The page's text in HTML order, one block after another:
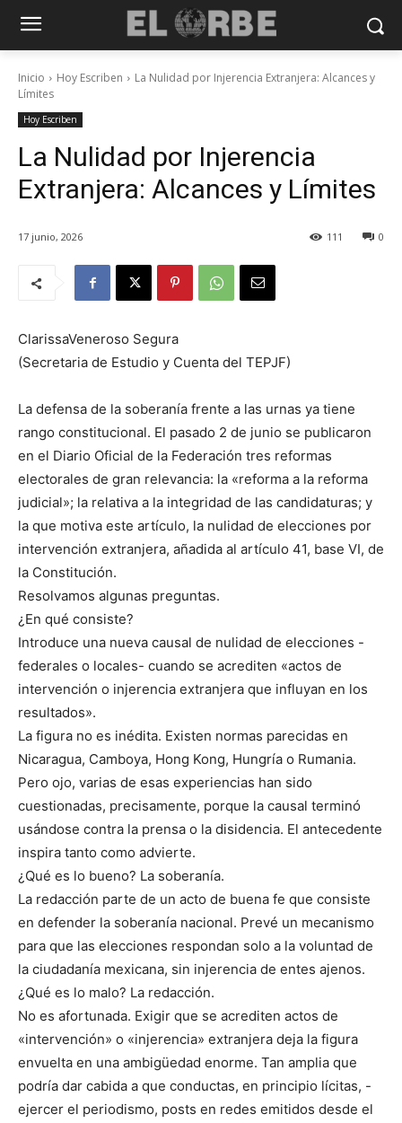
Inicio Hoy Escriben
La Nulidad por Injerencia Extranjera: Alcances y
Límites
Hoy Escriben
La Nulidad por Injerencia
Extranjera: Alcances y Límites
17 junio, 2026 0
111
ClarissaVeneroso Segura
(Secretaria de Estudio y Cuenta del TEPJF)
La defensa de la soberanía frente a las urnas ya tiene
rango constitucional. El pasado 2 de junio se publicaron
en el Diario Oficial de la Federación tres reformas
electorales de gran relevancia: la «reforma a la reforma
judicial»; la relativa a la integridad de las candidaturas; y
la que motiva este artículo, la nulidad de elecciones por
intervención extranjera, añadida al artículo 41, base VI, de
la Constitución.
Resolvamos algunas preguntas.
¿En qué consiste?
Introduce una nueva causal de nulidad de elecciones -
federales o locales- cuando se acrediten «actos de
intervención o injerencia extranjera que influyan en los
resultados».
La figura no es inédita. Existen normas parecidas en
Nicaragua, Camboya, Hong Kong, Hungría o Rumania.
Pero ojo, varias de esas experiencias han sido
cuestionadas, precisamente, porque la causal terminó
usándose contra la prensa o la disidencia. El antecedente
inspira tanto como advierte.
¿Qué es lo bueno? La soberanía.
La redacción parte de un acto de buena fe que consiste
en defender la soberanía nacional. Prevé un mecanismo
para que las elecciones respondan solo a la voluntad de
la ciudadanía mexicana, sin injerencia de entes ajenos.
¿Qué es lo malo? La redacción.
No es afortunada. Exigir que se acrediten actos de
«intervención» o «injerencia» extranjera deja la figura
envuelta en una ambigüedad enorme. Tan amplia que
podría dar cabida a que conductas, en principio lícitas, -
ejercer el periodismo, posts en redes emitidos desde el